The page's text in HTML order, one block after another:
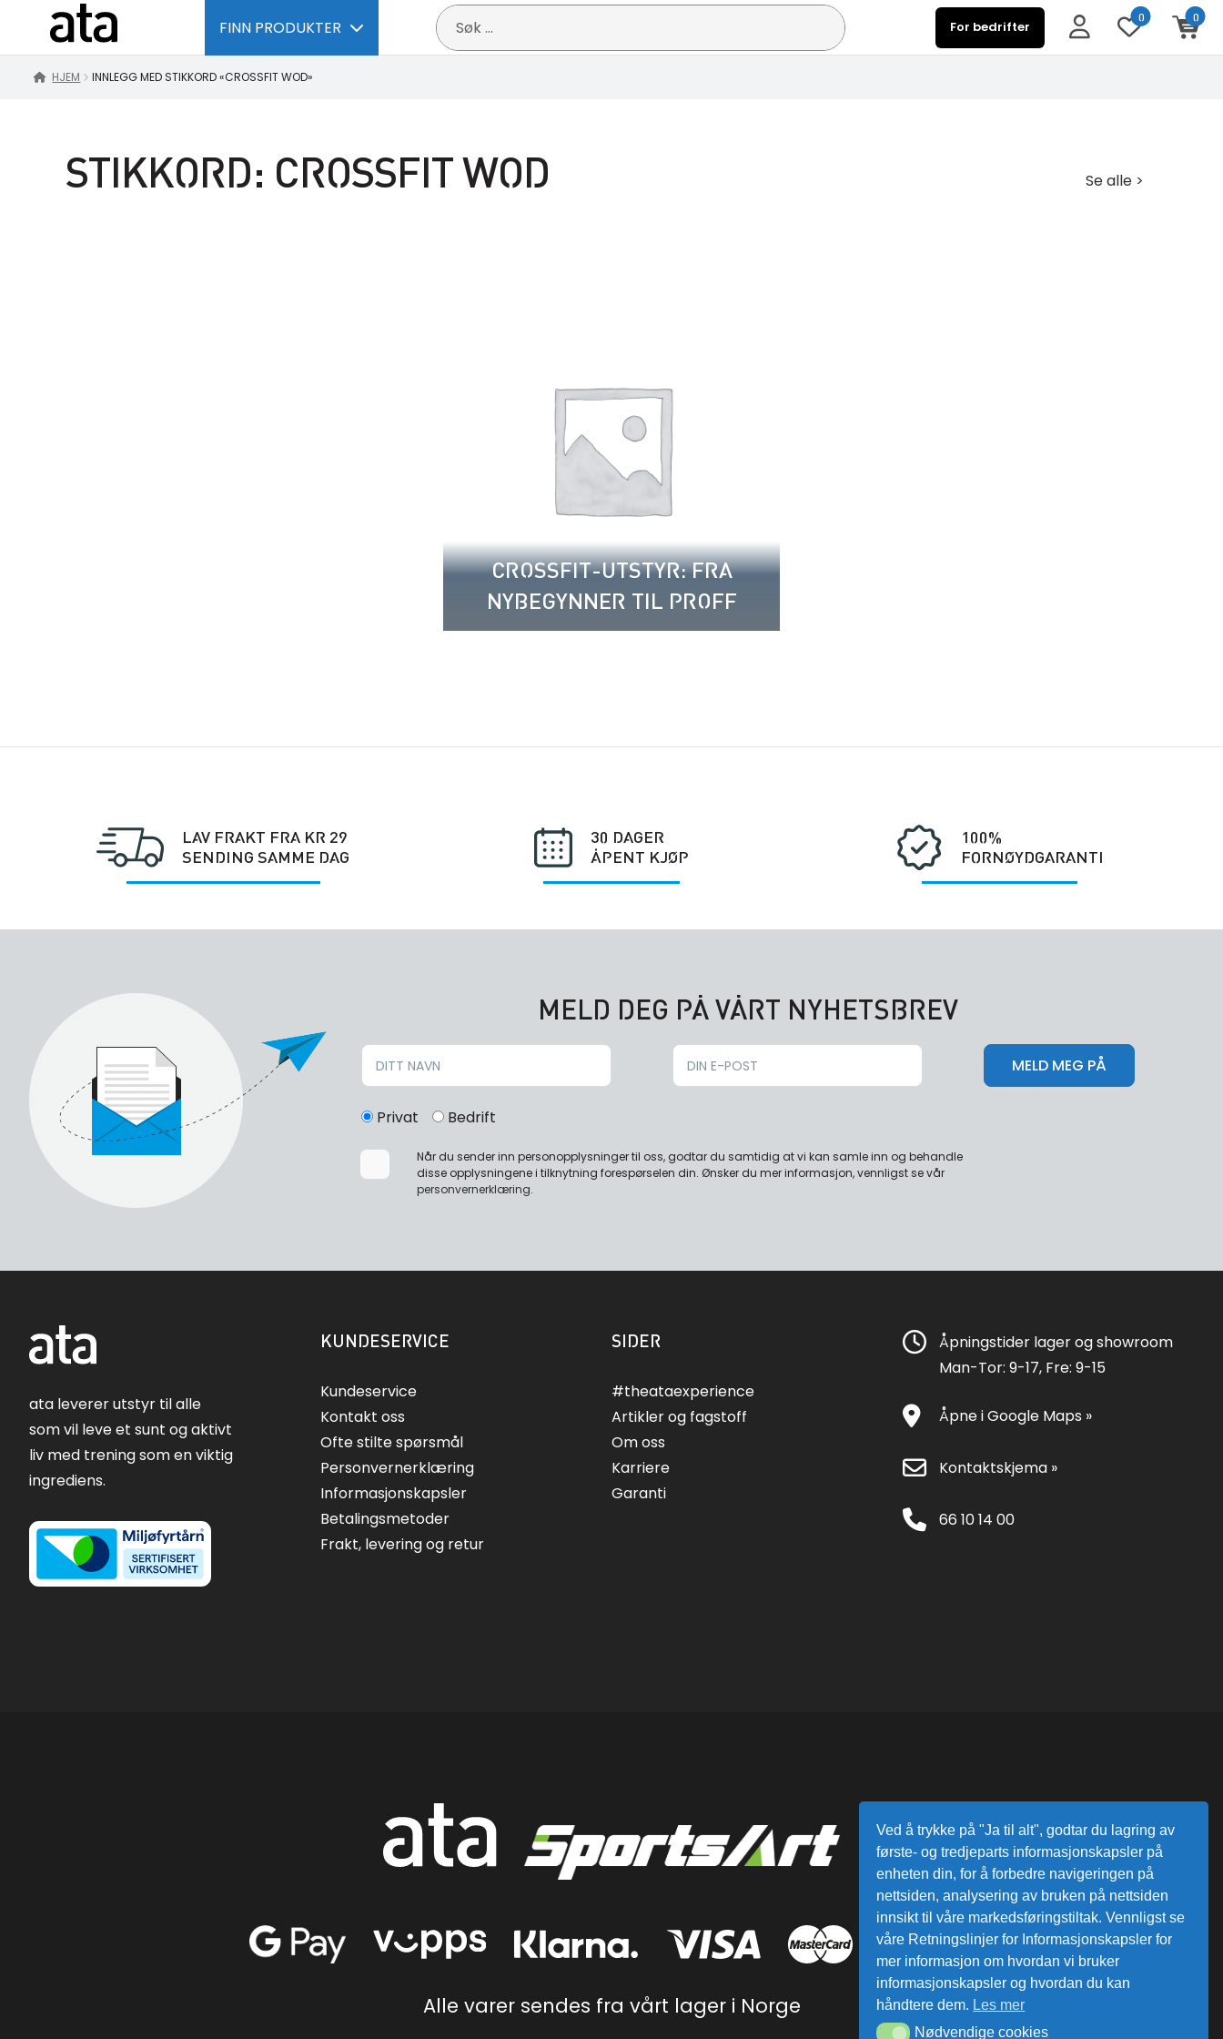
FINN PRODUKTER
Søk
etter:
For bedrifter
0 0
HJEM INNLEGG MED STIKKORD «CROSSFIT WOD»
STIKKORD: CROSSFIT WOD Se alle >
CROSSFIT-UTSTYR: FRA
NYBEGYNNER TIL PROFF
LAV FRAKT FRA KR 29
SENDING SAMME DAG
30 DAGER
ÅPENT KJØP
100%
FORNØYDGARANTI
MELD DEG PÅ VÅRT NYHETSBREV
Privat Bedrift
Når du sender inn personopplysninger til oss, godtar du samtidig at vi kan samle inn og behandle
disse opplysningene i tilknytning forespørselen din. Ønsker du mer informasjon, vennligst se vår
personvernerklæring.
ata leverer utstyr til alle
som vil leve et sunt og aktivt
liv med trening som en viktig
ingrediens.
KUNDESERVICE
Kundeservice
Kontakt oss
Ofte stilte spørsmål
Personvernerklæring
Informasjonskapsler
Betalingsmetoder
Frakt, levering og retur
SIDER
#theataexperience
Artikler og fagstoff
Om oss
Karriere
Garanti
Åpningstider lager og showroom
Man-Tor: 9-17, Fre: 9-15
Åpne i Google Maps »
Kontaktskjema »
66 10 14 00
Alle varer sendes fra vårt lager i Norge
Ved å trykke på "Ja til alt", godtar du lagring av
første- og tredjeparts informasjonskapsler på
enheten din, for å forbedre navigeringen på
nettsiden, analysering av bruken på nettsiden
innsikt til våre markedsføringstiltak. Vennligst se
våre Retningslinjer for Informasjonskapsler for
mer informasjon om hvordan vi bruker
informasjonskapsler og hvordan du kan
håndtere dem. Les mer
Nødvendige cookies